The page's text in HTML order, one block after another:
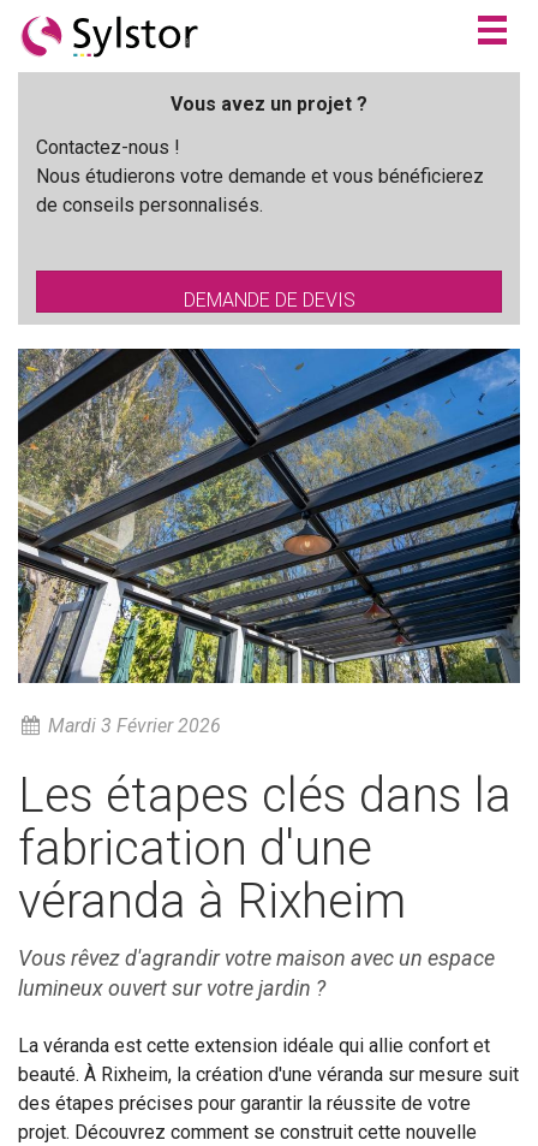
Vous avez un projet ?
Contactez-nous !
Nous étudierons votre demande et vous bénéficierez
de conseils personnalisés.
DEMANDE DE DEVIS
Mardi 3 Février 2026
Les étapes clés dans la
fabrication d'une
véranda à Rixheim
Vous rêvez d'agrandir votre maison avec un espace
lumineux ouvert sur votre jardin ?
La véranda est cette extension idéale qui allie confort et
beauté. À Rixheim, la création d'une véranda sur mesure suit
des étapes précises pour garantir la réussite de votre
projet. Découvrez comment se construit cette nouvelle